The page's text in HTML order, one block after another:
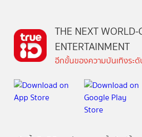
THE NEXT WORLD-
ENTERTAINMENT
อีกขั้นของความบันเทิงระ